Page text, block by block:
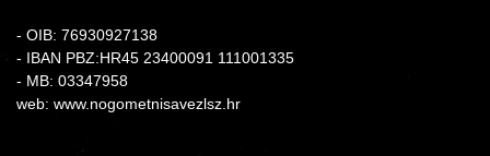
- OIB: 76930927138
- IBAN PBZ:HR45 23400091 111001335
- MB: 03347958
web: www.nogometnisavezlsz.hr